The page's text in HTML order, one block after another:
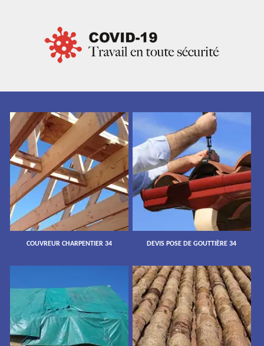
COUVREUR CHARPENTIER 34 DEVIS POSE DE GOUTTIÈRE 34